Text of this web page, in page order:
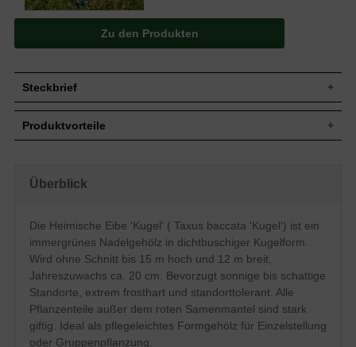
Zu den Produkten
Steckbrief
Zuwachs
Wuchsform
Frucht
Rote Beeren, nicht zum Verzehr geeignet
Blüte
Gelbe Köpfchen, im März und April
Boden
durchlässige und nahrhafte Untergründe,
insgesamt jedoch standorttolerant
Standort
Sonnig bis schattig
Verwendung
Einzelelement, Gruppenbepflanzung,
Alleebereich, Kübelpflanze, Paarelement
Produktvorteile
standorttolerant
verträgt keine extreme Trockenheit
verträgt keine Staunässe
geringer Jahreszuwachs
Überblick
Die Heimische Eibe 'Kugel' ( Taxus baccata 'Kugel') ist ein
immergrünes Nadelgehölz in dichtbuschiger Kugelform.
Wird ohne Schnitt bis 15 m hoch und 12 m breit,
Jahreszuwachs ca. 20 cm. Bevorzugt sonnige bis schattige
Standorte, extrem frosthart und standorttolerant. Alle
Pflanzenteile außer dem roten Samenmantel sind stark
giftig. Ideal als pflegeleichtes Formgehölz für Einzelstellung
oder Gruppenpflanzung.